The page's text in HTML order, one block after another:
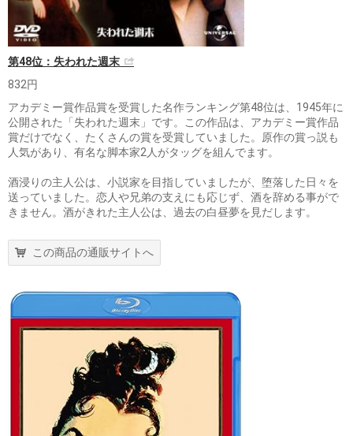
第48位：失われた週末
832円
アカデミー賞作品賞を受賞した名作ランキング第48位は、1945年に
公開された「失われた週末」です。この作品は、アカデミー賞作品
賞だけでなく、たくさんの賞を受賞していました。原作の賞っ説も
人気があり、有名な脚本家2人がタッグを組んでます。
酒浸りの主人公は、小説家を目指していましたが、堕落した日々を
送っていました。恋人や兄弟の支えにも応じず、酒を辞める事がで
きません。酒がきれた主人公は、過去の白昼夢を見だします。
この商品の通販サイトへ